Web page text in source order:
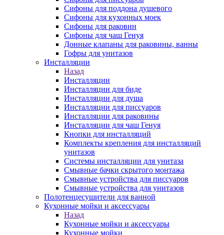
Сифоны для поддона душевого
Сифоны для кухонных моек
Сифоны для раковин
Сифоны для чаш Генуя
Донные клапаны для раковины, ванны
Гофры для унитазов
Инсталляции
Назад
Инсталляции
Инсталляции для биде
Инсталляции для душа
Инсталляции для писсуаров
Инсталляции для раковины
Инсталляции для чаш Генуя
Кнопки для инсталляций
Комплекты крепления для инсталляций
унитазов
Системы инсталляции для унитаза
Смывные бачки скрытого монтажа
Смывные устройства для писсуаров
Смывные устройства для унитазов
Полотенцесушители для ванной
Кухонные мойки и аксессуары
Назад
Кухонные мойки и аксессуары
Кухонные мойки